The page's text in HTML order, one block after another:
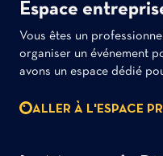
Espace
Vous êtes un
organiser un événement
avons un espace dédié
ALLER À L'ESPACE